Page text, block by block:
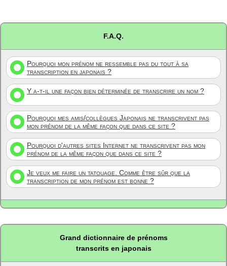
F.A.Q.
Pourquoi mon prénom ne ressemble pas du tout à sa
transcription en japonais ?
Y a-t-il une façon bien déterminée de transcrire un nom ?
Pourquoi mes amis/collègues Japonais ne transcrivent pas
mon prénom de la même façon que dans ce site ?
Pourquoi d'autres sites Internet ne transcrivent pas mon
prénom de la même façon que dans ce site ?
Je veux me faire un tatouage. Comme être sûr que la
transcription de mon prénom est bonne ?
Grand dictionnaire de prénoms
transcrits en japonais